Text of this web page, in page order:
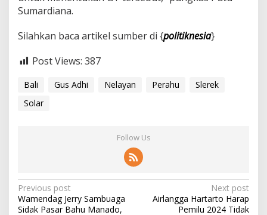
Sumardiana.
Silahkan baca artikel sumber di {politiknesia}
Post Views: 387
Bali Gus Adhi Nelayan Perahu
Slerek
Solar
Follow Us
P
o
Previous post
Wamendag Jerry Sambuaga
Sidak Pasar Bahu Manado,
Next post
Airlangga Hartarto Harap
Pemilu 2024 Tidak